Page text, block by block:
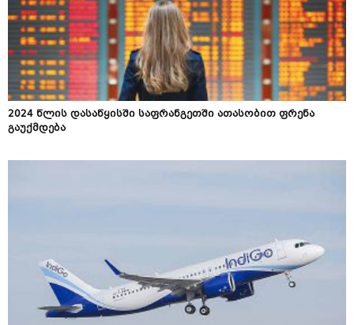
2024 წლის დასაწყისში საფრანგეთში ათასობით ფრენა
გაუქმდება